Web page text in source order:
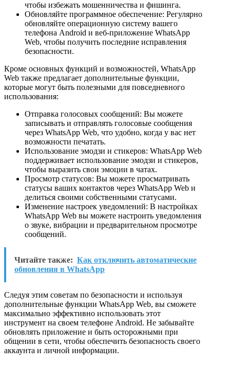
чтобы избежать мошенничества и фишинга.
Обновляйте программное обеспечение: Регулярно
обновляйте операционную систему вашего
телефона Android и веб-приложение WhatsApp
Web, чтобы получить последние исправления
безопасности.
Кроме основных функций и возможностей, WhatsApp
Web также предлагает дополнительные функции,
которые могут быть полезными для повседневного
использования:
Отправка голосовых сообщений: Вы можете
записывать и отправлять голосовые сообщения
через WhatsApp Web, что удобно, когда у вас нет
возможности печатать.
Использование эмодзи и стикеров: WhatsApp Web
поддерживает использование эмодзи и стикеров,
чтобы выразить свои эмоции в чатах.
Просмотр статусов: Вы можете просматривать
статусы ваших контактов через WhatsApp Web и
делиться своими собственными статусами.
Изменение настроек уведомлений: В настройках
WhatsApp Web вы можете настроить уведомления
о звуке, вибрации и предварительном просмотре
сообщений.
Читайте также: Как отключить автоматические
обновления в WhatsApp
Следуя этим советам по безопасности и используя
дополнительные функции WhatsApp Web, вы сможете
максимально эффективно использовать этот
инструмент на своем телефоне Android. Не забывайте
обновлять приложение и быть осторожными при
общении в сети, чтобы обеспечить безопасность своего
аккаунта и личной информации.